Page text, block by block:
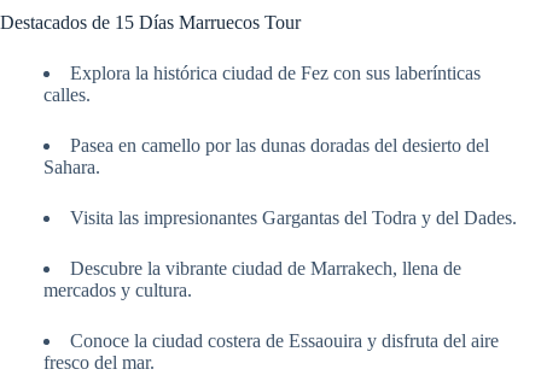
Destacados de 15 Días Marruecos Tour
Explora la histórica ciudad de Fez con sus laberínticas
calles.
Pasea en camello por las dunas doradas del desierto del
Sahara.
Visita las impresionantes Gargantas del Todra y del Dades.
Descubre la vibrante ciudad de Marrakech, llena de
mercados y cultura.
Conoce la ciudad costera de Essaouira y disfruta del aire
fresco del mar.